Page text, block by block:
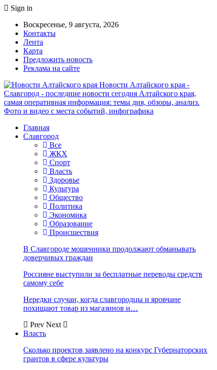
Sign in
Воскресенье, 9 августа, 2026
Контакты
Лента
Карта
Предложить новость
Реклама на сайте
Новости Алтайского края -
Славгород - последние новости сегодня Алтайского края,
самая оперативная информация: темы дня, обзоры, анализ.
Фото и видео с места событий, инфографика
Главная
Славгород
Все
ЖКХ
Спорт
Власть
Здоровье
Культура
Общество
Политика
Экономика
Образование
Происшествия
В Славгороде мошенники продолжают обманывать
доверчивых граждан
Россияне выступили за бесплатные переводы средств
самому себе
Нередки случаи, когда славгородцы и яровчане
похищают товар из магазинов и…
Prev Next
Власть
Сколько проектов заявлено на конкурс Губернаторских
грантов в сфере культуры